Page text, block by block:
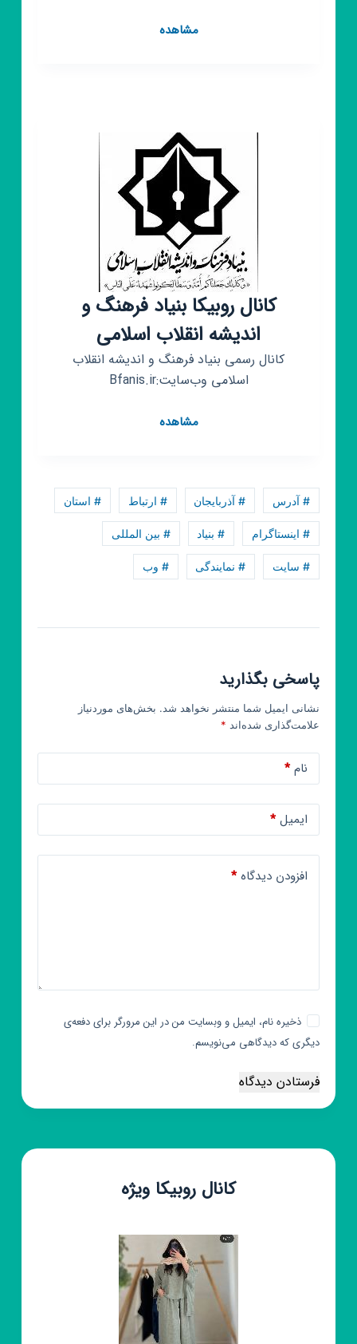
مشاهدهکانال
کانال روبیکا بنیاد فرهنگ و
اندیشه انقلاب اسلامی
کانال رسمی بنیاد فرهنگ و اندیشه انقلاب
اسلامی وب‌سایت:Bfanis.ir
مشاهدهکانال
و
اندیشه
انقلاب
اسلامی
# آدرس # آذربایجان # ارتباط # استان
# اینستاگرام # بنیاد # بین المللی
# سایت # نمایندگی # وب
پاسخی بگذارید
نشانی ایمیل شما منتشر نخواهد شد. بخش‌های موردنیاز
علامت‌گذاری شده‌اند *
نام*
ایمیل*
افزودن دیدگاه*
ذخیره نام، ایمیل و وبسایت من در این مرورگر برای دفعه‌ی
دیگری که دیدگاهی می‌نویسم.
فرستادن دیدگاه
کانال روبیکا ویژه